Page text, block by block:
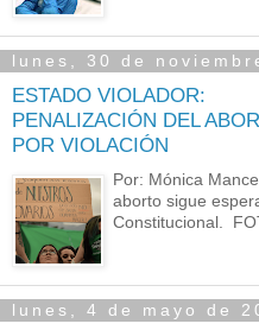
lunes, 30 de
ESTADO VIOLADOR:
PENALIZACIÓN DEL
POR VIOLACIÓN
Por: Mónica
aborto sigue
Constitucional.
lunes, 4 de mayo de